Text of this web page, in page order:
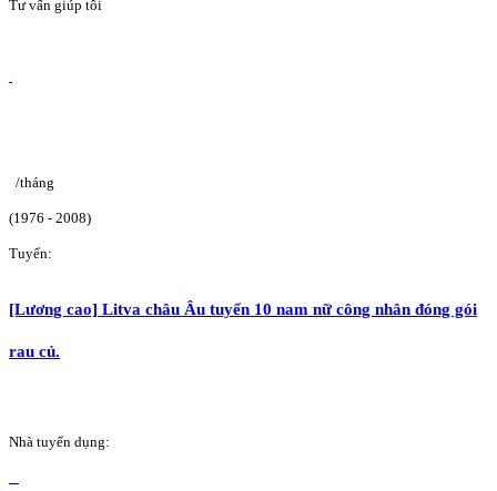
Tư vấn giúp tôi
/tháng
(1976 - 2008)
Tuyển:
[Lương cao] Litva châu Âu tuyển 10 nam nữ công nhân đóng gói
rau củ.
Nhà tuyển dụng: